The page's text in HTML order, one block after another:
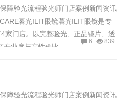
障验光流程验光师门店案例新闻资讯
暮光ILIT眼镜暮光ILIT眼镜是专
家门店。以完整验光、正品镜片、透
业度与高性价比......
839
6
障验光流程验光师门店案例新闻资讯